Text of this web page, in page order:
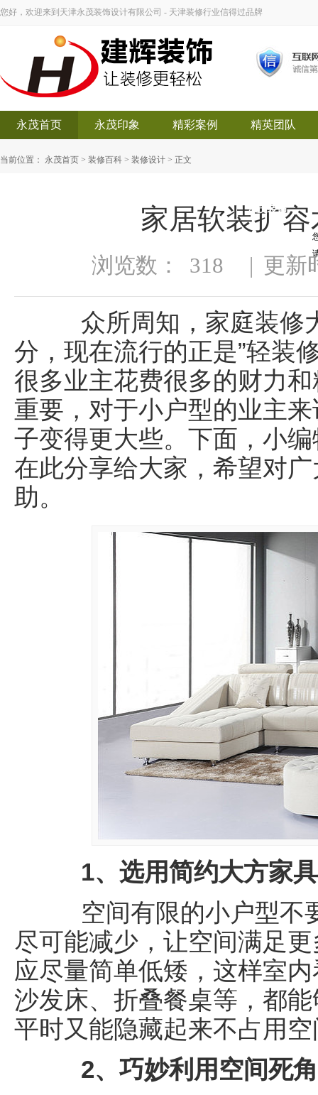
您好，欢迎来到天津永茂装饰设计有限公司 - 天津装修行业信得过品牌
永茂首页 永茂印象 精彩案例 精英团队
当前位置： 永茂首页 > 装修百科 > 装修设计 > 正文
家居软装扩
浏览数： 318 | 更新
众所周知，家庭装修
分，现在流行的正是”轻装
很多业主花费很多的财力
重要，对于小户型的业主
子变得更大些。下面，小
在此分享给大家，希望对
助。
1、选用简约大方家具
空间有限的小户型不
尽可能减少，让空间满足
应尽量简单低矮，这样室
沙发床、折叠餐桌等，都
平时又能隐藏起来不占用
2、巧妙利用空间死角
永茂装饰